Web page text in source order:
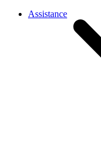
Assistance